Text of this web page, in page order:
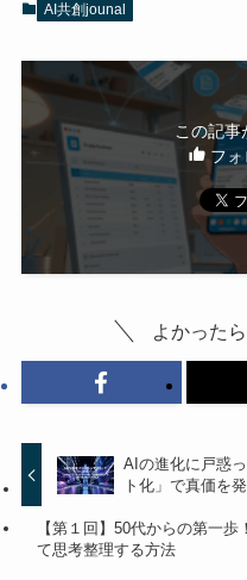
AI共創jounal
この記事
フォ
よかった
AIの進化に戸惑
ト化」で真価を
【第１回】50代からの第一歩
て思考整理する方法